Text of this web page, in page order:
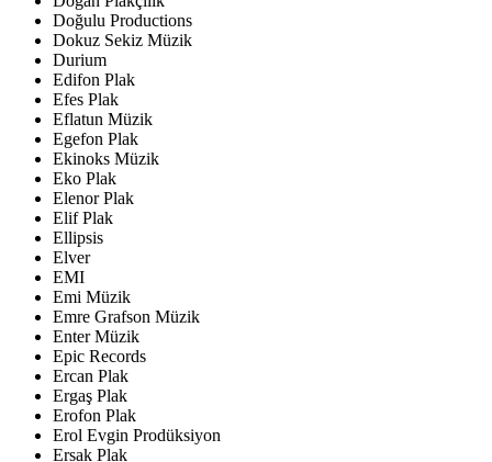
Doğulu Productions
Dokuz Sekiz Müzik
Durium
Edifon Plak
Efes Plak
Eflatun Müzik
Egefon Plak
Ekinoks Müzik
Eko Plak
Elenor Plak
Elif Plak
Ellipsis
Elver
EMI
Emi Müzik
Emre Grafson Müzik
Enter Müzik
Epic Records
Ercan Plak
Ergaş Plak
Erofon Plak
Erol Evgin Prodüksiyon
Ersak Plak